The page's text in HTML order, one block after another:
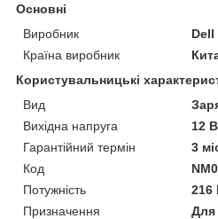
Основні
Виробник
Dell
Країна виробник
Користувальницькі
Вид
Вихідна напруга
12
Гарантійний термін
3
Код
Потужність
216
Призначення
Для